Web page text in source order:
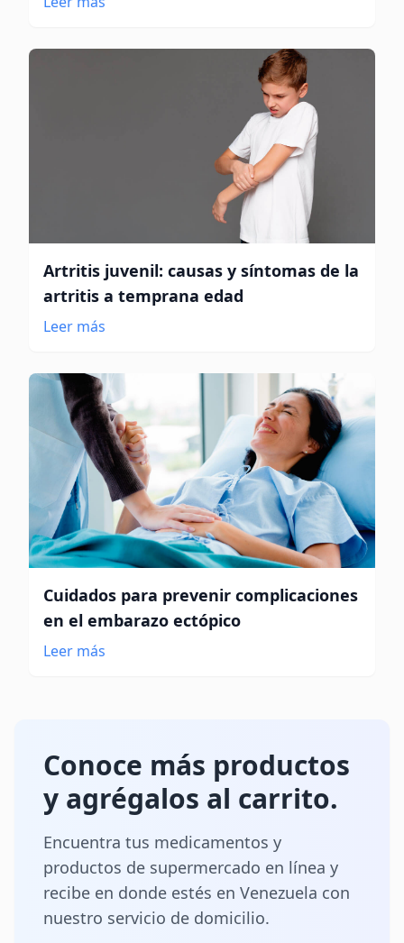
Artritis juvenil: causas y síntomas de la
artritis a temprana edad
Leer más
Cuidados para prevenir complicaciones
en el embarazo ectópico
Leer más
Conoce más productos
y agrégalos al carrito.
Encuentra tus medicamentos y
productos de supermercado en línea y
recibe en donde estés en Venezuela con
nuestro servicio de domicilio.